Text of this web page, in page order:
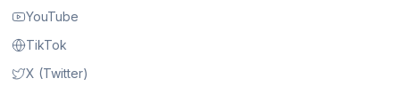
YouTube
TikTok
X (Twitter)